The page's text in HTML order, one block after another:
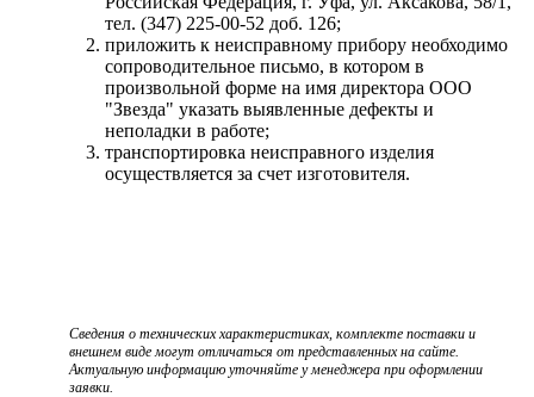
тел. (347) 225-00-52 доб. 126;
приложить к неисправному прибору необходимо
сопроводительное письмо, в котором в
произвольной форме на имя директора ООО
"Звезда" указать выявленные дефекты и
неполадки в работе;
транспортировка неисправного изделия
осуществляется за счет изготовителя.
Сведения о технических характеристиках, комплекте поставки и
внешнем виде могут отличаться от представленных на сайте.
Актуальную информацию уточняйте у менеджера при оформлении
заявки.